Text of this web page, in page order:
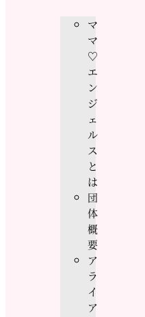
マ
マ
♡
エ
ン
ジ
ェ
ル
ス
と
は
団
体
概
要
ア
ラ
イ
ア